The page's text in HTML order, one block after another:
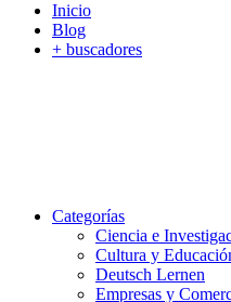
Inicio
Blog
+ buscadores
Categorías
Ciencia e
Cultura y
Deutsch Lernen
Empresas y